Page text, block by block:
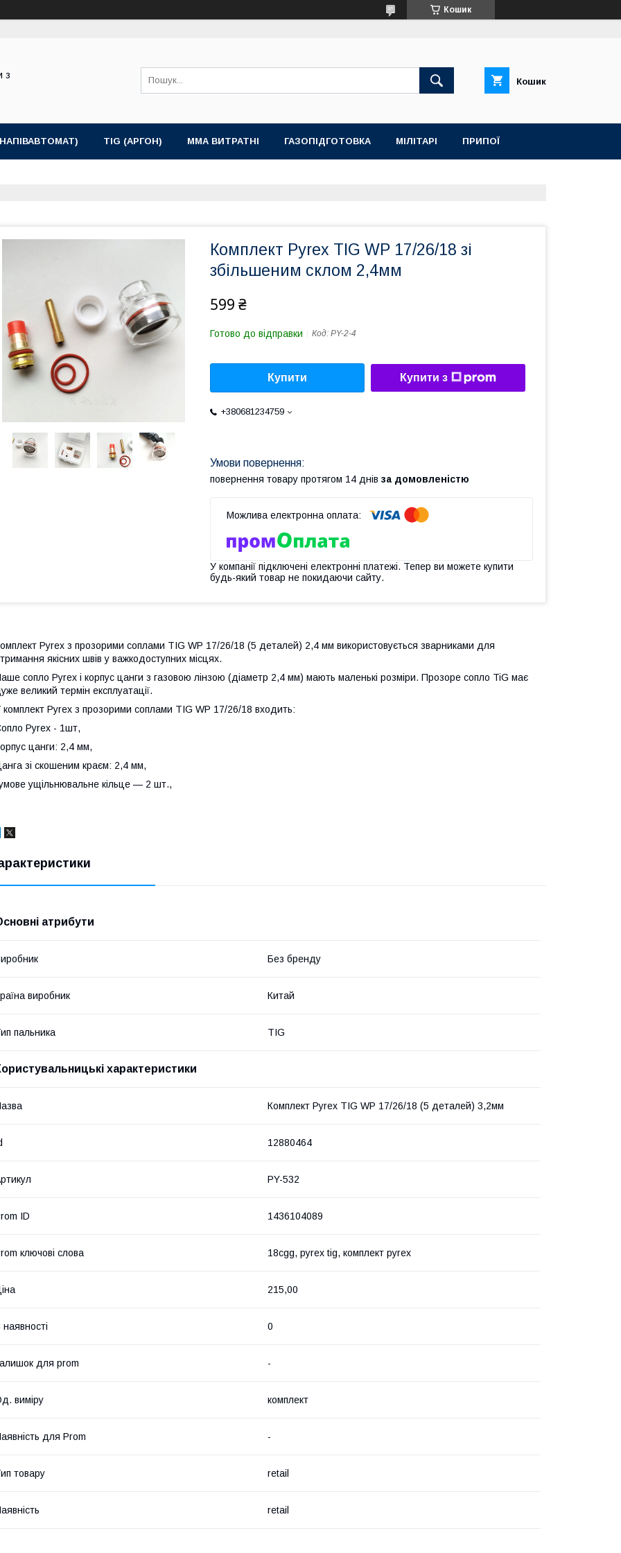
Кошик
з
Кошик
TIG (АРГОН) MMA ВИТРАТНІ ГАЗОПІДГОТОВКА МІЛІТАРІ ПРИПОЇ
Комплект Pyrex TIG WP 17/26/18 зі
збільшеним склом 2,4мм
599 ₴
Готово до відправки Код: PY-2-4
Купити Купити з
+380681234759
повернення товару протягом 14 днів за домовленістю
У компанії підключені електронні платежі. Тепер ви можете купити
будь-який товар не покидаючи сайту.
Pyrex з прозорими соплами TIG WP 17/26/18 (5 деталей) 2,4 мм використовується зварниками для
якісних швів у важкодоступних місцях.
сопло Pyrex і корпус цанги з газовою лінзою (діаметр 2,4 мм) мають маленькі розміри. Прозоре сопло TiG має
великий термін експлуатації.
комплект Pyrex з прозорими соплами TIG WP 17/26/18 входить:
Pyrex - 1шт,
цанги: 2,4 мм,
зі скошеним краєм: 2,4 мм,
ущільнювальне кільце — 2 шт.,
атрибути
Без бренду
виробник Китай
пальника TIG
характеристики
Комплект Pyrex TIG WP 17/26/18 (5 деталей) 3,2мм
12880464
PY-532
ID 1436104089
ключові слова 18cgg, pyrex tig, комплект pyrex
215,00
наявності 0
для prom -
виміру комплект
для Prom -
товару retail
retail